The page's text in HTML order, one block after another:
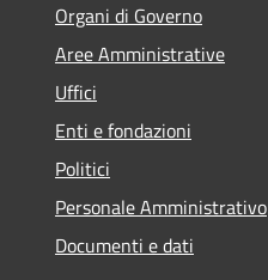
Organi di Governo
Aree Amministrative
Uffici
Enti e fondazioni
Politici
Personale Amministrativo
Documenti e dati